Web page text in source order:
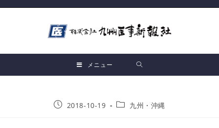
メニュー
2018-10-19 九州・沖縄